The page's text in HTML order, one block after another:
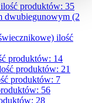
ilość produktów: 35
dwubiegunowym (2
ilość
produktów: 14
produktów: 21
produktów: 7
56
28